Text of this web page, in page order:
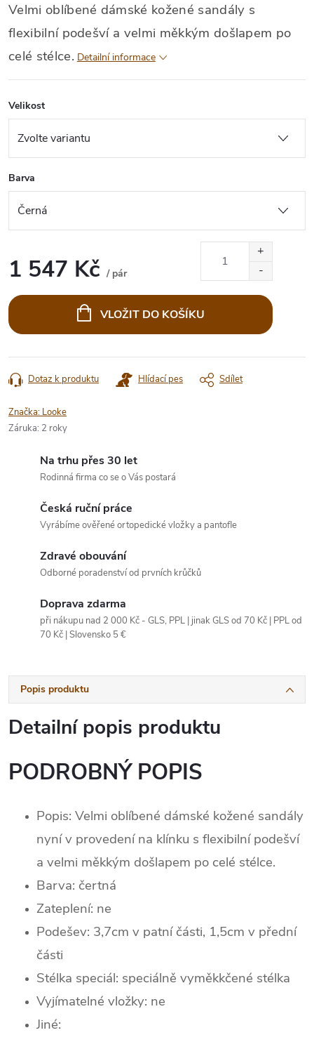
Velmi oblíbené dámské kožené sandály s
flexibilní podešví a velmi měkkým došlapem po
celé stélce. Detailní informace
Velikost
Barva
1 547 Kč / pár
cena:
VLOŽIT DO KOŠÍKU
Dotaz k produktu Hlídací pes Sdílet
Značka: Looke
Záruka: 2 roky
Na trhu přes 30 let
Rodinná firma co se o Vás postará
Česká ruční práce
Vyrábíme ověřené ortopedické vložky a pantofle
Zdravé obouvání
Odborné poradenství od prvních krůčků
Doprava zdarma
při nákupu nad 2 000 Kč - GLS, PPL | jinak GLS od 70 Kč | PPL od
70 Kč | Slovensko 5 €
Popis produktu
Detailní popis produktu
PODROBNÝ POPIS
Popis: Velmi oblíbené dámské kožené sandály
nyní v provedení na klínku s flexibilní podešví
a velmi měkkým došlapem po celé stélce.
Barva: čertná
Zateplení: ne
Podešev: 3,7cm v patní části, 1,5cm v přední
části
Stélka speciál: speciálně vyměkkčené stélka
Vyjímatelné vložky: ne
Jiné: